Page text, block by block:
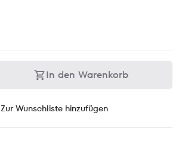
In den Warenkorb
Zur Wunschliste hinzufügen